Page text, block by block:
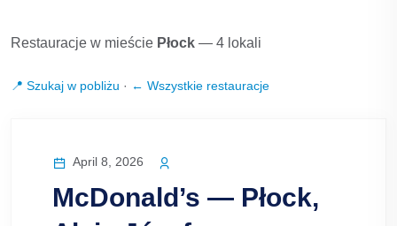
Restauracje w mieście Płock — 4 lokali
📍 Szukaj w pobliżu · ← Wszystkie restauracje
April 8, 2026
McDonald’s — Płock,